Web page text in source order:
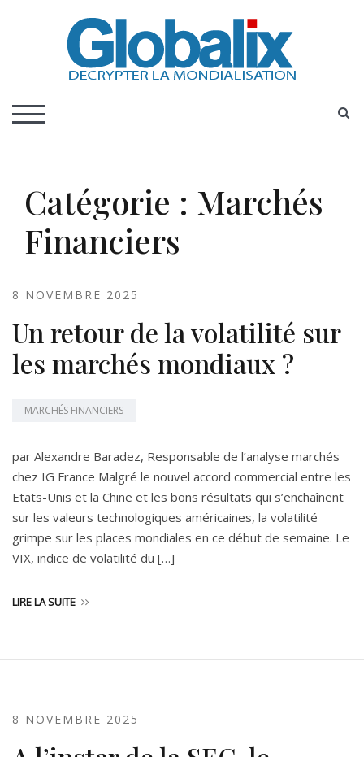
Globalix
TOGGLE MOBILE MENU
Catégorie : Marchés
Financiers
8 NOVEMBRE 2025
Un retour de la volatilité sur
les marchés mondiaux ?
MARCHÉS FINANCIERS
par Alexandre Baradez, Responsable de l’analyse marchés
chez IG France Malgré le nouvel accord commercial entre les
Etats-Unis et la Chine et les bons résultats qui s’enchaînent
sur les valeurs technologiques américaines, la volatilité
grimpe sur les places mondiales en ce début de semaine. Le
VIX, indice de volatilité du […]
LIRE LA SUITE
8 NOVEMBRE 2025